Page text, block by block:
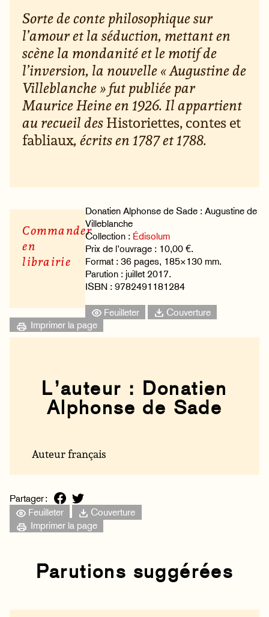
Sorte de conte philosophique sur
l’amour et la séduction, mettant en
scène la mondanité et le motif de
l’inversion, la nouvelle « Augustine de
Villeblanche » fut publiée par
Maurice Heine en 1926. Il appartient
au recueil desHistoriettes, contes et
fabliaux, écrits en 1787 et 1788.
Commander
en
librairie
Donatien Alphonse de Sade : Augustine de
Villeblanche
Collection : Édisolum
Prix de l’ouvrage : 10,00 €.
Format : 36 pages, 185×130 mm.
Parution : juillet 2017.
ISBN : 9782491181284
Feuilleter
Couverture
Imprimer la page
L’auteur : Donatien
Alphonse de Sade
Auteur français
Partager :
Feuilleter
Couverture
Imprimer la page
Parutions suggérées